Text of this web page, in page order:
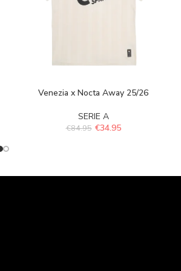
Venezia x Nocta Away 25/26
SERIE A
€84.95 €34.95